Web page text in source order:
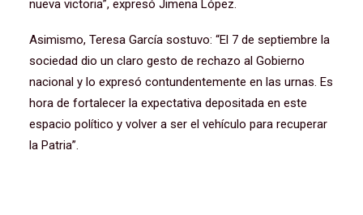
nueva victoria”, expresó Jimena López.
Asimismo, Teresa García sostuvo: “El 7 de septiembre la
sociedad dio un claro gesto de rechazo al Gobierno
nacional y lo expresó contundentemente en las urnas. Es
hora de fortalecer la expectativa depositada en este
espacio político y volver a ser el vehículo para recuperar
la Patria”.